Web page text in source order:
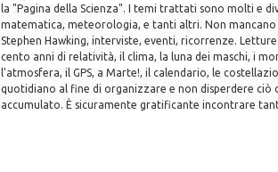
la "Pagina della Scienza". I temi trattati sono molti e
matematica, meteorologia, e tanti altri. Non mancano
Stephen Hawking, interviste, eventi, ricorrenze.
cento anni di relatività, il clima, la luna dei maschi, i
l'atmosfera, il GPS, a Marte!, il calendario, le
quotidiano al fine di organizzare e non disperdere
accumulato. È sicuramente gratificante incontrare